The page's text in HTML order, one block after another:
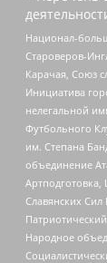
Национал-
Староверов-
Карачая, Союз
Инициатива
нелегальной
Футбольного
им. Степана
объединение
Славянских
Народное